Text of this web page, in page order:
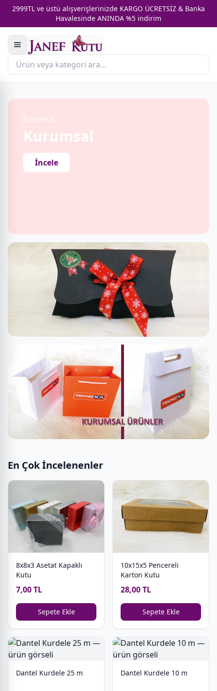
2999TL ve üstü alışverişlerinizde KARGO ÜCRETSİZ & Banka
Havalesinde ANINDA %5 indirim
Kurumsal
Kurumsal
İncele
En Çok İncelenenler
8x8x3 Asetat Kapaklı
Kutu
7,00 TL
Sepete Ekle
10x15x5 Pencereli
Karton Kutu
28,00 TL
Sepete Ekle
Dantel Kurdele 25 m Dantel Kurdele 10 m